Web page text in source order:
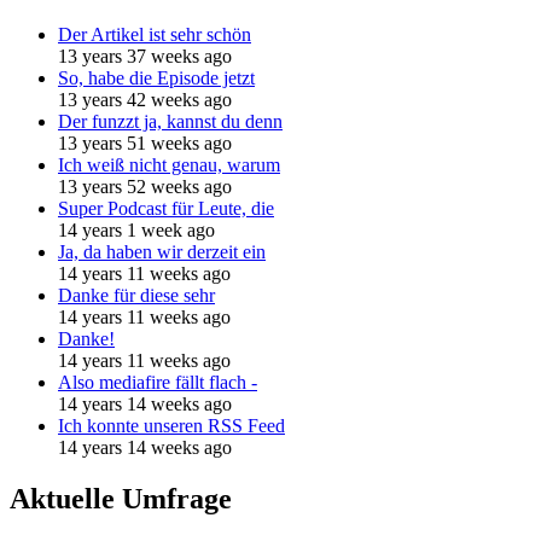
Der Artikel ist sehr schön
13 years 37 weeks ago
So, habe die Episode jetzt
13 years 42 weeks ago
Der funzzt ja, kannst du denn
13 years 51 weeks ago
Ich weiß nicht genau, warum
13 years 52 weeks ago
Super Podcast für Leute, die
14 years 1 week ago
Ja, da haben wir derzeit ein
14 years 11 weeks ago
Danke für diese sehr
14 years 11 weeks ago
Danke!
14 years 11 weeks ago
Also mediafire fällt flach -
14 years 14 weeks ago
Ich konnte unseren RSS Feed
14 years 14 weeks ago
Aktuelle Umfrage